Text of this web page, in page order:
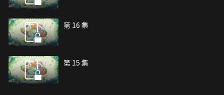
第 16 集
第 15 集